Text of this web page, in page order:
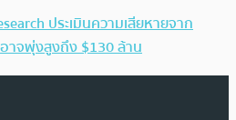
ประเมินความเสียหายจาก
าจพุ่งสูงถึง $130 ล้าน